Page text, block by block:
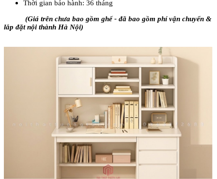
Thời gian bảo hành: 36 tháng
(Giá trên chưa bao gồm ghế - đã bao gồm phí vận chuyển &
lắp đặt nội thành Hà Nội)